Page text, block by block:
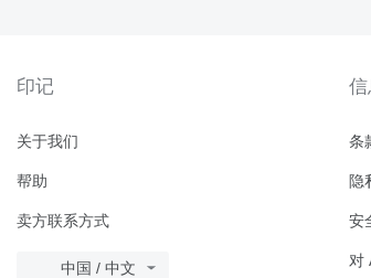
印记
关于我们
帮助
卖方联系方式
中国 / 中文
信
条
隐
安
对